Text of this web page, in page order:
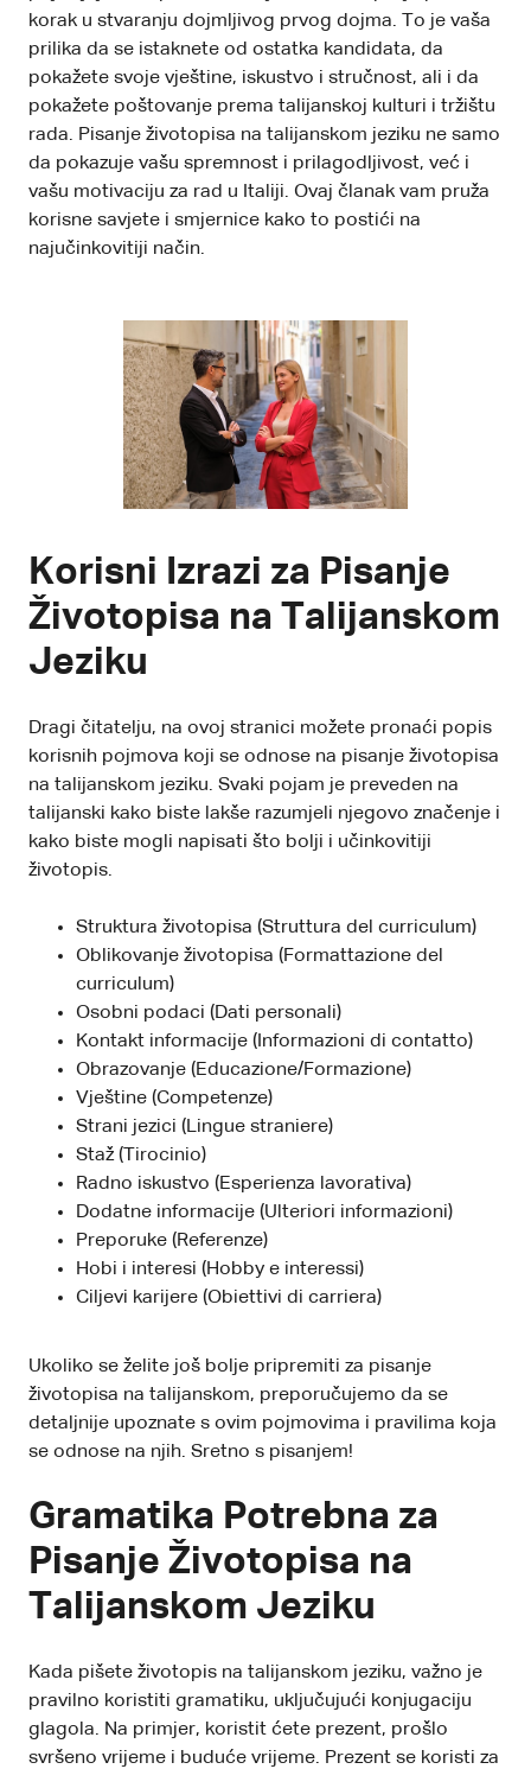
korak u stvaranju dojmljivog prvog dojma. To je vaša
prilika da se istaknete od ostatka kandidata, da
pokažete svoje vještine, iskustvo i stručnost, ali i da
pokažete poštovanje prema talijanskoj kulturi i tržištu
rada. Pisanje životopisa na talijanskom jeziku ne samo
da pokazuje vašu spremnost i prilagodljivost, već i
vašu motivaciju za rad u Italiji. Ovaj članak vam pruža
korisne savjete i smjernice kako to postići na
najučinkovitiji način.
Korisni Izrazi za Pisanje
Životopisa na Talijanskom
Jeziku
Dragi čitatelju, na ovoj stranici možete pronaći popis
korisnih pojmova koji se odnose na pisanje životopisa
na talijanskom jeziku. Svaki pojam je preveden na
talijanski kako biste lakše razumjeli njegovo značenje i
kako biste mogli napisati što bolji i učinkovitiji
životopis.
Struktura životopisa (Struttura del curriculum)
Oblikovanje životopisa (Formattazione del
curriculum)
Osobni podaci (Dati personali)
Kontakt informacije (Informazioni di contatto)
Obrazovanje (Educazione/Formazione)
Vještine (Competenze)
Strani jezici (Lingue straniere)
Staž (Tirocinio)
Radno iskustvo (Esperienza lavorativa)
Dodatne informacije (Ulteriori informazioni)
Preporuke (Referenze)
Hobi i interesi (Hobby e interessi)
Ciljevi karijere (Obiettivi di carriera)
Ukoliko se želite još bolje pripremiti za pisanje
životopisa na talijanskom, preporučujemo da se
detaljnije upoznate s ovim pojmovima i pravilima koja
se odnose na njih. Sretno s pisanjem!
Gramatika Potrebna za
Pisanje Životopisa na
Talijanskom Jeziku
Kada pišete životopis na talijanskom jeziku, važno je
pravilno koristiti gramatiku, uključujući konjugaciju
glagola. Na primjer, koristit ćete prezent, prošlo
svršeno vrijeme i buduće vrijeme. Prezent se koristi za